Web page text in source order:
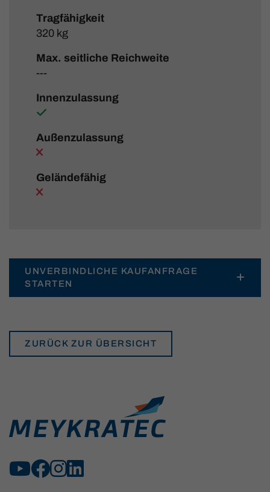
Tragfähigkeit
320 kg
Max. seitliche Reichweite
---
Innenzulassung
Außenzulassung
Geländefähig
UNVERBINDLICHE KAUFANFRAGE
STARTEN
ZURÜCK ZUR ÜBERSICHT